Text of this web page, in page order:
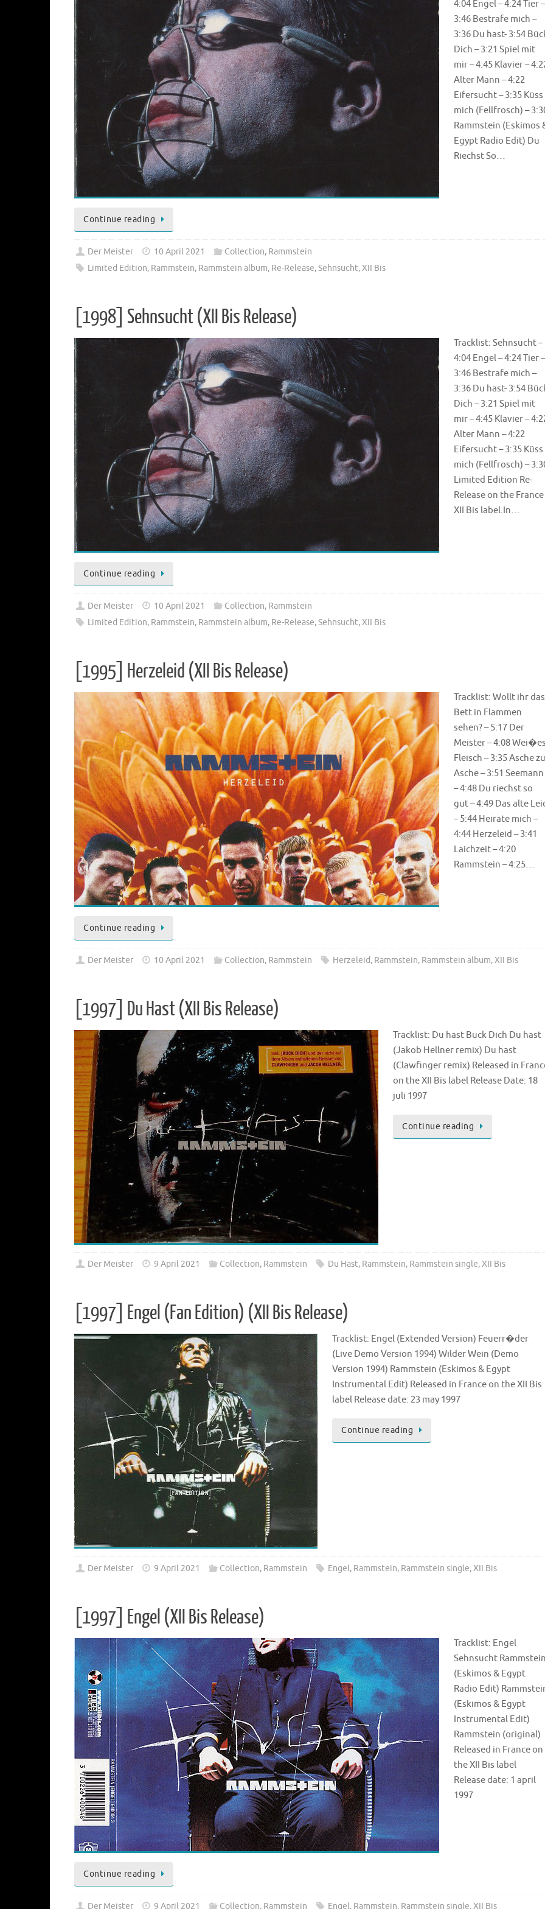
4:04 Engel – 4:24 Tier –
3:46 Bestrafe mich –
3:36 Du hast- 3:54
Dich – 3:21 Spiel mit
mir – 4:45 Klavier –
Alter Mann – 4:22
Eifersucht – 3:35 Küss
mich (Fellfrosch) –
Rammstein (Eskimos
Egypt Radio Edit) Du
Riechst So…
Continue reading
Der Meister 10 April 2021 Collection, Rammstein
Limited Edition, Rammstein, Rammstein album, Re-Release,Sehnsucht,XII Bis
[1998] Sehnsucht (XII Bis Release)
Tracklist: Sehnsucht –
4:04 Engel – 4:24 Tier –
3:46 Bestrafe mich –
3:36 Du hast- 3:54
Dich – 3:21 Spiel mit
mir – 4:45 Klavier –
Alter Mann – 4:22
Eifersucht – 3:35 Küss
mich (Fellfrosch) –
Limited Edition Re-
Release on the France
XII Bis label.In…
Continue reading
Der Meister 10 April 2021 Collection, Rammstein
Limited Edition, Rammstein, Rammstein album, Re-Release,Sehnsucht,XII Bis
[1995] Herzeleid (XII Bis Release)
Tracklist: Wollt ihr das
Bett in Flammen
sehen? – 5:17 Der
Meister – 4:08
Fleisch – 3:35 Asche zu
Asche – 3:51 Seemann
– 4:48 Du riechst so
gut – 4:49 Das alte
– 5:44 Heirate mich –
4:44 Herzeleid – 3:41
Laichzeit – 4:20
Rammstein – 4:25…
Continue reading
Der Meister 10 April 2021 Collection, Rammstein Herzeleid, Rammstein, Rammstein album,XII Bis
[1997] Du Hast (XII Bis Release)
Tracklist: Du hast Buck Dich Du hast
(Jakob Hellner remix) Du hast
(Clawfinger remix) Released in
on the XII Bis label Release Date: 18
juli 1997
Continue reading
Der Meister 9 April 2021 Collection, Rammstein Du Hast, Rammstein, Rammstein single,XII Bis
[1997] Engel (Fan Edition) (XII Bis Release)
Tracklist: Engel (Extended Version) Feuerr�der
(Live Demo Version 1994) Wilder Wein (Demo
Version 1994) Rammstein (Eskimos & Egypt
Instrumental Edit) Released in France on the XII Bis
label Release date: 23 may 1997
Continue reading
Der Meister 9 April 2021 Collection, Rammstein Engel, Rammstein, Rammstein single,XII Bis
[1997] Engel (XII Bis Release)
Tracklist: Engel
Sehnsucht
(Eskimos & Egypt
Radio Edit)
(Eskimos & Egypt
Instrumental Edit)
Rammstein (original)
Released in France on
the XII Bis label
Release date: 1 april
1997
Continue reading
Der Meister 9 April 2021 Collection, Rammstein Engel, Rammstein, Rammstein single,XII Bis